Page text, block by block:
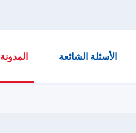
الأسئلة الشائعة المدونة